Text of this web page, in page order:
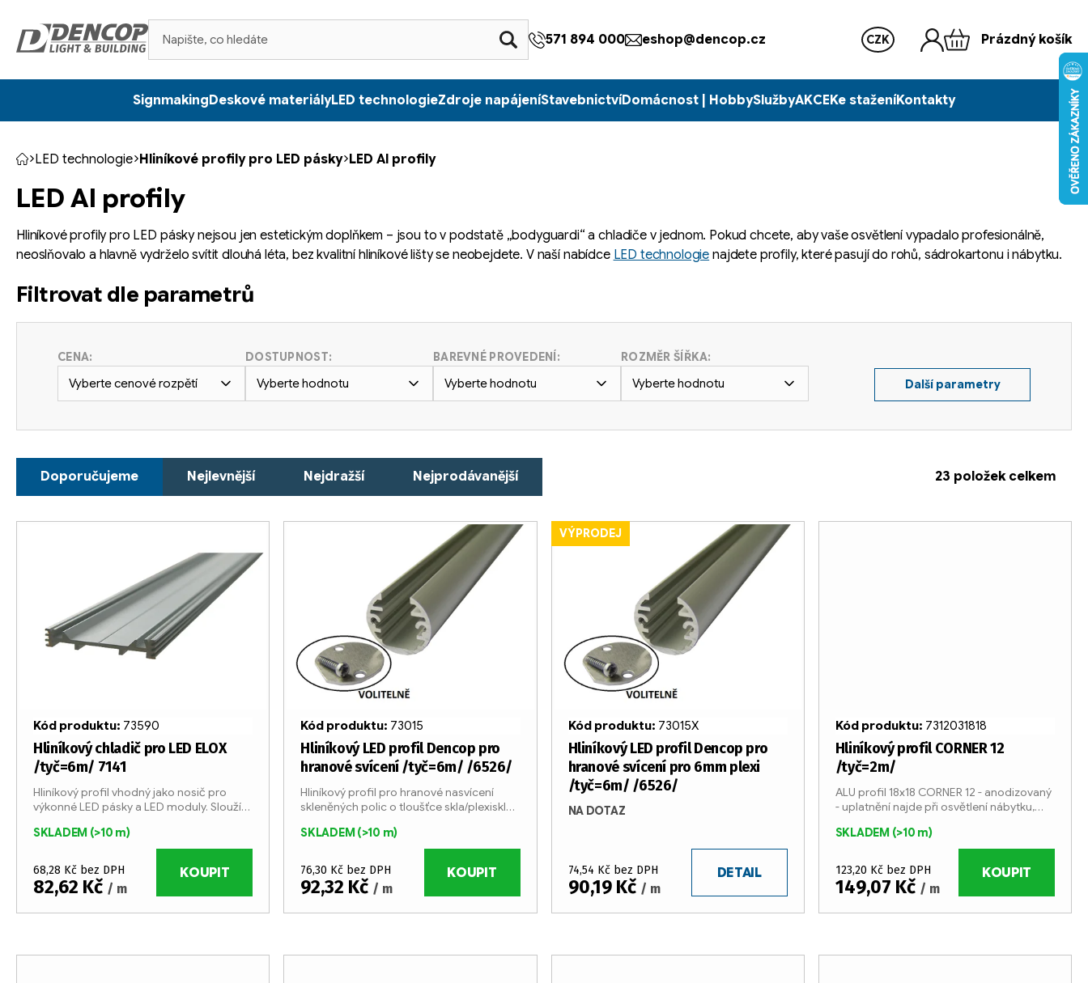
obsah
571 894 000 eshop@dencop.cz CZK Prázdný košík
SignmakingDeskové materiályLED technologieZdroje napájeníStavebnictvíDomácnost | HobbySlužbyAKCEKe staženíKontakty
Domů
LED technologie Hliníkové profily pro LED pásky LED Al profily
LED Al profily
Hliníkové profily pro LED pásky nejsou jen estetickým doplňkem – jsou to v podstatě „bodyguardi“ a chladiče v jednom. Pokud chcete, aby vaše osvětlení vypadalo profesionálně,
neoslňovalo a hlavně vydrželo svítit dlouhá léta, bez kvalitní hliníkové lišty se neobejdete. V naší nabídce LED technologie najdete profily, které pasují do rohů, sádrokartonu i nábytku.
Filtrovat dle parametrů
CENA:
Vyberte cenové rozpětí
DOSTUPNOST:
Vyberte hodnotu
BAREVNÉ PROVEDENÍ:
Vyberte hodnotu
ROZMĚR ŠÍŘKA:
Vyberte hodnotu
Další parametry
a
Doporučujeme Nejlevnější Nejdražší Nejprodávanější 23 položek celkem
d
ů
Hliníkový chladič pro LED ELOX
/tyč=6m/ 7141
SKLADEM (>10 m)
68,28 Kč bez DPH
82,62 Kč / m
KOUPIT
Hliníkový profil vhodný jako nosič pro
výkonné LED pásky a LED moduly. Slouží
vyráběn v 6-ti metrových tyčích z
Kód produktu: 73590
Hliníkový LED profil Dencop pro
hranové svícení /tyč=6m/ /6526/
SKLADEM (>10 m)
76,30 Kč bez DPH
92,32 Kč / m
KOUPIT
Hliníkový profil pro hranové nasvícení
skleněných polic o tloušťce skla/plexiskla
8 mm a příkonem max. 15W/m. Profil je
Kód produktu: 73015
VÝPRODEJ
Hliníkový LED profil Dencop pro
hranové svícení pro 6mm plexi
/tyč=6m/ /6526/
NA DOTAZ
74,54 Kč bez DPH
90,19 Kč / m
DETAIL
Kód produktu: 73015X
Hliníkový profil CORNER 12
/tyč=2m/
SKLADEM (>10 m)
123,20 Kč bez DPH
149,07 Kč / m
KOUPIT
ALU profil 18x18 CORNER 12 - anodizovaný
- uplatnění najde při osvětlení nábytku,
pracovních stanovišť atd.
Kód produktu: 7312031818